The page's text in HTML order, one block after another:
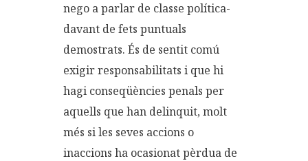
nego a parlar de classe política-
davant de fets puntuals
demostrats. És de sentit comú
exigir responsabilitats i que hi
hagi conseqüències penals per
aquells que han delinquit, molt
més si les seves accions o
inaccions ha ocasionat pèrdua de